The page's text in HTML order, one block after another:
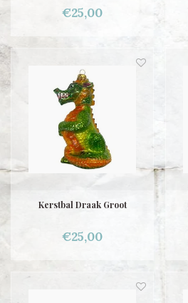
€25,00
Kerstbal Draak Groot
€25,00